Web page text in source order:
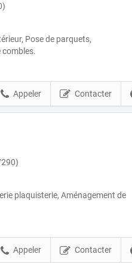
Pose de parquets,
Contacter
Appeler
plaquisterie, Aménagement de
Contacter
Appeler